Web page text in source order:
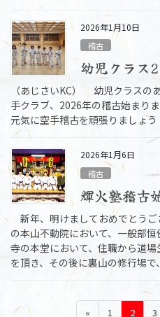
2026年1月10日
稽古
幼児クラス
（あじさいKC） 幼児クラスの
手クラブ、2026年の稽古始まり
元気に空手稽古を頑張りましょう
2026年1月6日
稽古
輝火塾稽古
新年、明けましておめでとう
の本山不動院において、一般部
寺の本堂において、住職から道
を頂き、その後に裏山の修行場
投 « 固
1 固
2 固
3